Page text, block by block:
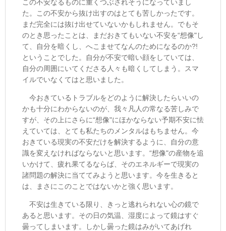
この不安なるものに重くつぶされそうになっていまし
た。この不安から抜け出すのはとても苦しかったです。
まだ完全には抜け出せていないかもしれません。でもそ
のとき思ったことは、まだおきてもいない不安を“想像"し
て、自分を暗くし、へこませてなんのためになるのか?!
ということでした。自分が不安で暗い顔をしていては、
自分の周囲にいてくださる人々も暗くしてしまう。スマ
イルでいなくてはと思いました。
今おきているトラブルをどのように解決したらいいの
かも十分にわからないのが、我々凡人の常なる苦しみで
すが、その上にさらに“想像"にほかならない予期不安に怯
えていては、とても私たちのメンタルはもちません。今
おきている現実の不安だけを解決するように、自分の意
識を変えなければならないと思います。“想像"の産物を追
いかけて、疲れ果てるならば、そのエネルギーで現実の
諸問題の解決に当ててみようと思います。今を生きると
は、まさにこのことではないかと強く思います。
不安は生きている限り、きっと逃れられない心の鏡で
あると思います。その日の気温、湿度によって鏡はすぐ
曇ってしまいます。しかし曇った鏡はみがいてあげれ